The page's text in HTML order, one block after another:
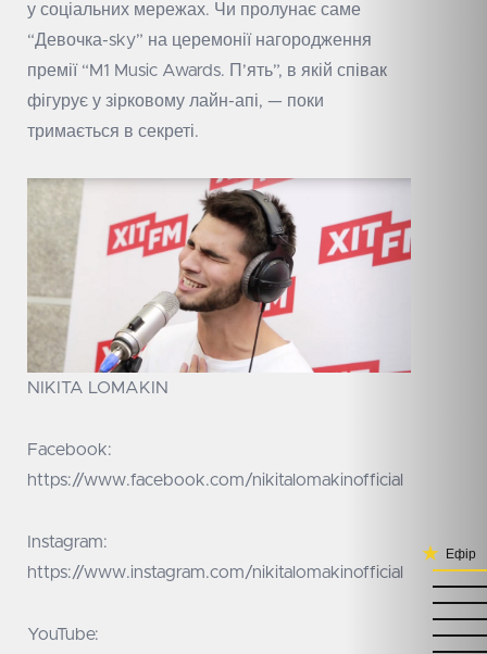
у соціальних мережах. Чи пролунає саме
“Девочка-sky” на церемонії нагородження
премії “M1 Music Awards. П’ять”, в якій співак
фігурує у зірковому лайн-апі, — поки
тримається в секреті.
NIKITA LOMAKIN
Facebook:
https://www.facebook.com/nikitalomakinofficial
Instagram:
https://www.instagram.com/nikitalomakinofficial
YouTube:
Ефір